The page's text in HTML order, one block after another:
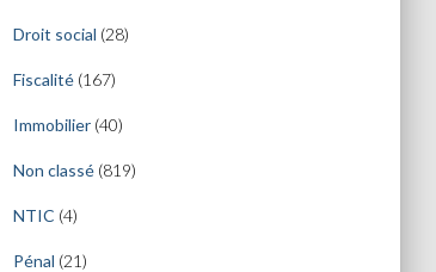
Droit social (28)
Fiscalité(167)
Immobilier(40)
Non classé(819)
NTIC (4)
Pénal (21)